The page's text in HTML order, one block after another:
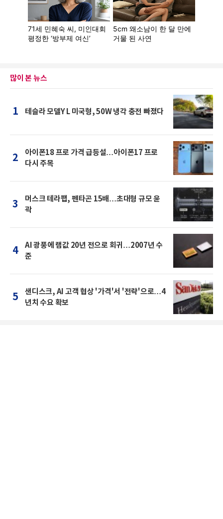
많이 본 뉴스
1 테슬라 모델Y L 미국형, 50W 냉각 충전 빠졌다
2
아이폰18 프로 가격 급등설…아이폰17 프로
다시 주목
3
머스크 테라팹, 펜타곤 15배…초대형 규모 윤
곽
4
AI 광풍에 램값 20년 전으로 회귀…2007년 수
준
5
샌디스크, AI 고객 협상 '가격'서 '전략'으로…4
년치 수요 확보